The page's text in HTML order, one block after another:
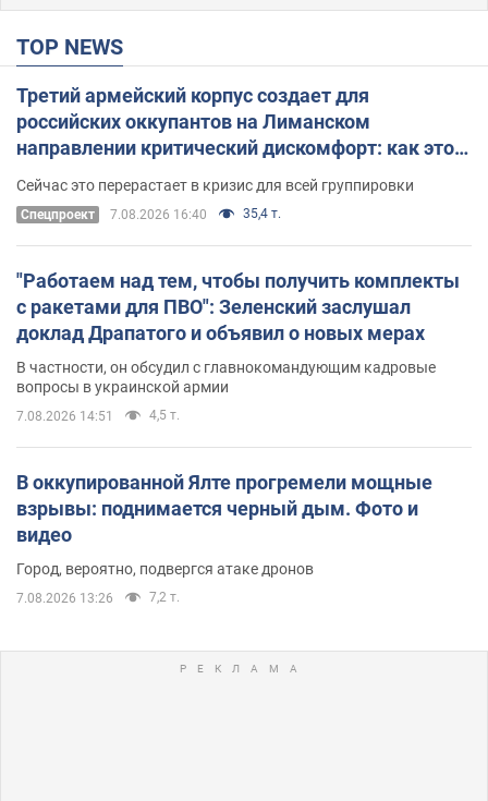
TOP NEWS
Третий армейский корпус создает для
российских оккупантов на Лиманском
направлении критический дискомфорт: как это
удалось
Сейчас это перерастает в кризис для всей группировки
Спецпроект 7.08.2026 16:40 35,4 т.
"Работаем над тем, чтобы получить комплекты
с ракетами для ПВО": Зеленский заслушал
доклад Драпатого и объявил о новых мерах
В частности, он обсудил с главнокомандующим кадровые
вопросы в украинской армии
7.08.2026 14:51 4,5 т.
В оккупированной Ялте прогремели мощные
взрывы: поднимается черный дым. Фото и
видео
Город, вероятно, подвергся атаке дронов
7.08.2026 13:26 7,2 т.